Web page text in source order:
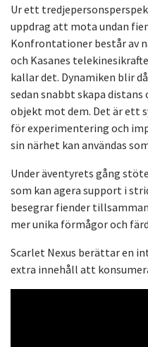
Ur ett
uppdrag att mota undan
Konfrontationer består av
och Kasanes
kallar det. Dynamiken blir
sedan snabbt skapa
objekt mot dem. Det är ett
för experimentering och
sin närhet kan användas
Under äventyrets gång
som kan agera support i
besegrar fiender
mer unika förmågor och
Scarlet Nexus berättar en
extra innehåll att